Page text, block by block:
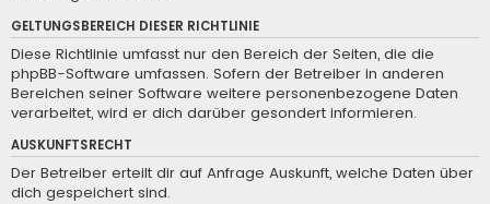
GELTUNGSBEREICH DIESER RICHTLINIE
Diese Richtlinie umfasst nur den Bereich der Seiten, die die
phpBB-Software umfassen. Sofern der Betreiber in anderen
Bereichen seiner Software weitere personenbezogene Daten
verarbeitet, wird er dich darüber gesondert informieren.
AUSKUNFTSRECHT
Der Betreiber erteilt dir auf Anfrage Auskunft, welche Daten über
dich gespeichert sind.